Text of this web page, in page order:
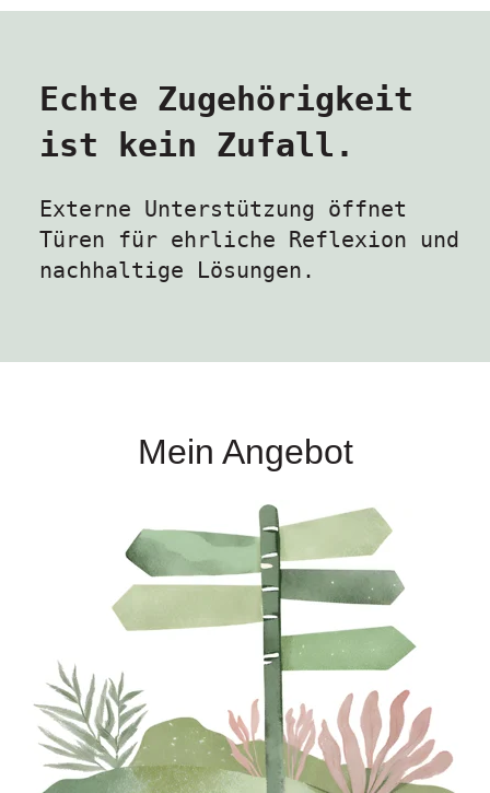
Echte Zugehörigkeit
ist kein Zufall.
Externe Unterstützung öffnet
Türen für ehrliche Reflexion und
nachhaltige Lösungen.
Mein Angebot